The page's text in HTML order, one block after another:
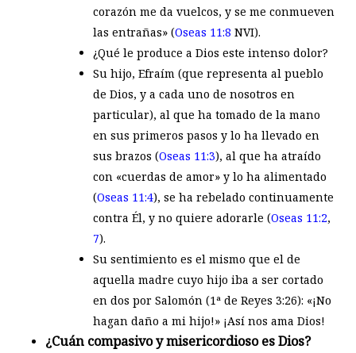
corazón me da vuelcos, y se me conmueven
las entrañas» (Oseas 11:8 NVI).
¿Qué le produce a Dios este intenso dolor?
Su hijo, Efraím (que representa al pueblo
de Dios, y a cada uno de nosotros en
particular), al que ha tomado de la mano
en sus primeros pasos y lo ha llevado en
sus brazos (Oseas 11:3), al que ha atraído
con «cuerdas de amor» y lo ha alimentado
(Oseas 11:4), se ha rebelado continuamente
contra Él, y no quiere adorarle (Oseas 11:2,
7).
Su sentimiento es el mismo que el de
aquella madre cuyo hijo iba a ser cortado
en dos por Salomón (1ª de Reyes 3:26): «¡No
hagan daño a mi hijo!» ¡Así nos ama Dios!
¿Cuán compasivo y misericordioso es Dios?